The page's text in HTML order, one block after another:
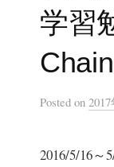
学習
Posted on
2016/5/16～